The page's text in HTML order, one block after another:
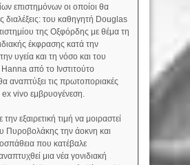
επιστημόνων οι οποίοι θα
διαλέξεις: του καθηγητή Douglas
της Οξφόρδης με θέμα τη
έκφρασης κατά την
υγεία και τη νόσο και του
από το Ινστιτούτο
αναπτύξει τις πρωτοποριακές
ex vivo εμβρυογένεση.
εξαιρετική τιμή να μοιραστεί
Πυροβολάκης την άοκνη και
που κατέβαλε
μια νέα γονιδιακή